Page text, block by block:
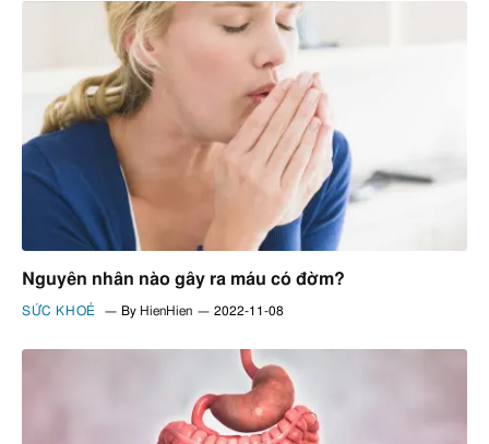
Nguyên nhân nào gây ra máu có đờm?
SỨC KHOẺ By HienHien 2022-11-08